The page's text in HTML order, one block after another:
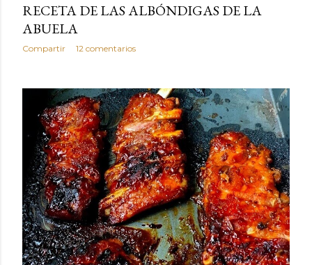
RECETA DE LAS ALBÓNDIGAS DE LA
ABUELA
Compartir 12 comentarios